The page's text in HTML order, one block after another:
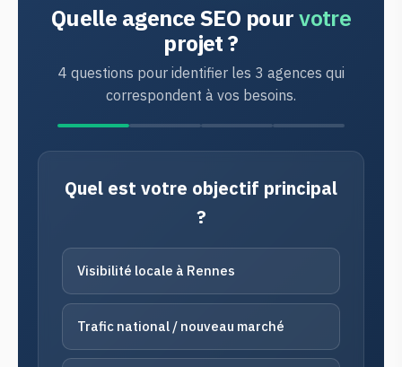
Quelle agence SEO pourvotre
projet ?
4 questions pour identifier les 3 agences qui
correspondent à vos besoins.
Quel est votre objectif principal
?
Visibilité locale à Rennes
Trafic national / nouveau marché